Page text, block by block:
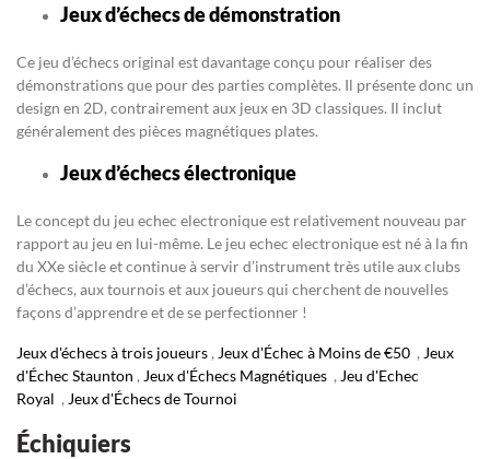
Jeux d’échecs de démonstration
Ce jeu d’échecs original est davantage conçu pour réaliser des
démonstrations que pour des parties complètes. Il présente donc un
design en 2D, contrairement aux jeux en 3D classiques. Il inclut
généralement des pièces magnétiques plates.
Jeux d’échecs électronique
Le concept du jeu echec electronique est relativement nouveau par
rapport au jeu en lui-même. Le jeu echec electronique est né à la fin
du XXe siècle et continue à servir d’instrument très utile aux clubs
d’échecs, aux tournois et aux joueurs qui cherchent de nouvelles
façons d’apprendre et de se perfectionner !
Jeux d'échecs à trois joueurs , Jeux d'Échec à Moins de €50 , Jeux
d'Échec Staunton , Jeux d'Échecs Magnétiques , Jeu d'Echec
Royal , Jeux d'Échecs de Tournoi
Échiquiers